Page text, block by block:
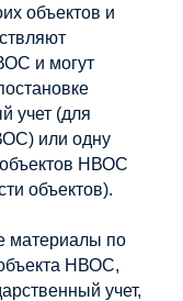
объектов и
и могут
учет (для
или одну
объектов НВОС
объектов).
материалы по
НВОС,
учет,